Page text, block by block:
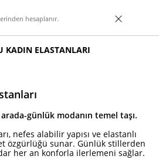
hesaplanır.
KADIN ELASTANLARI
günlük modanın temel taşı.
nefes alabilir yapısı ve elastanlı
özgürlüğü sunar. Günlük stillerden
her an konforla ilerlemeni sağlar.